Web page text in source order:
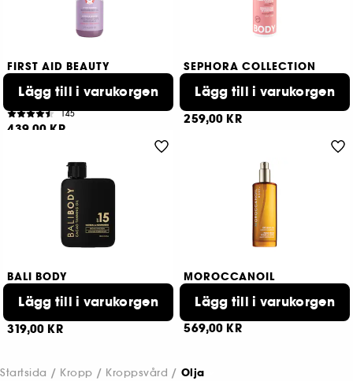
FIRST AID BEAUTY
After-shower nourishing
body oil
Närande kroppsolja
145
439,00 KR
Lägg till i varukorgen
SEPHORA COLLECTION
Lift & Firm
Uppstramande och återfuktande
259,00 KR
Lägg till i varukorgen
BALI BODY
Cacao Tanning Oil SPF 15
Skyddande sololja
319,00 KR
Lägg till i varukorgen
MOROCCANOIL
Dry Body Oil
569,00 KR
Lägg till i varukorgen
Startsida Kropp Kroppsvård Olja